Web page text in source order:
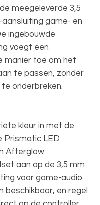
meegeleverde 3,5
game- en
ingebouwde
voegt een
manier toe om het
te passen, zonder
onderbreken.
kleur in met de
Prismatic LED
Afterglow.
aan op de 3,5 mm
voor game-audio
beschikbaar, en regel